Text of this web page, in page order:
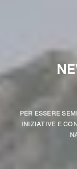
PER ESSERE
INIZIATIVE E